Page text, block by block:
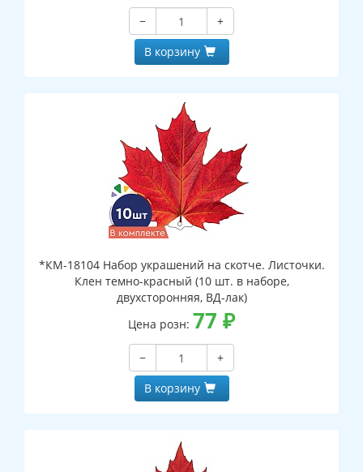
−
+
В корзину
*КМ-18104 Набор украшений на скотче. Листочки.
Клен темно-красный (10 шт. в наборе,
двухсторонняя, ВД-лак)
Цена розн: 77 ₽
−
+
В корзину